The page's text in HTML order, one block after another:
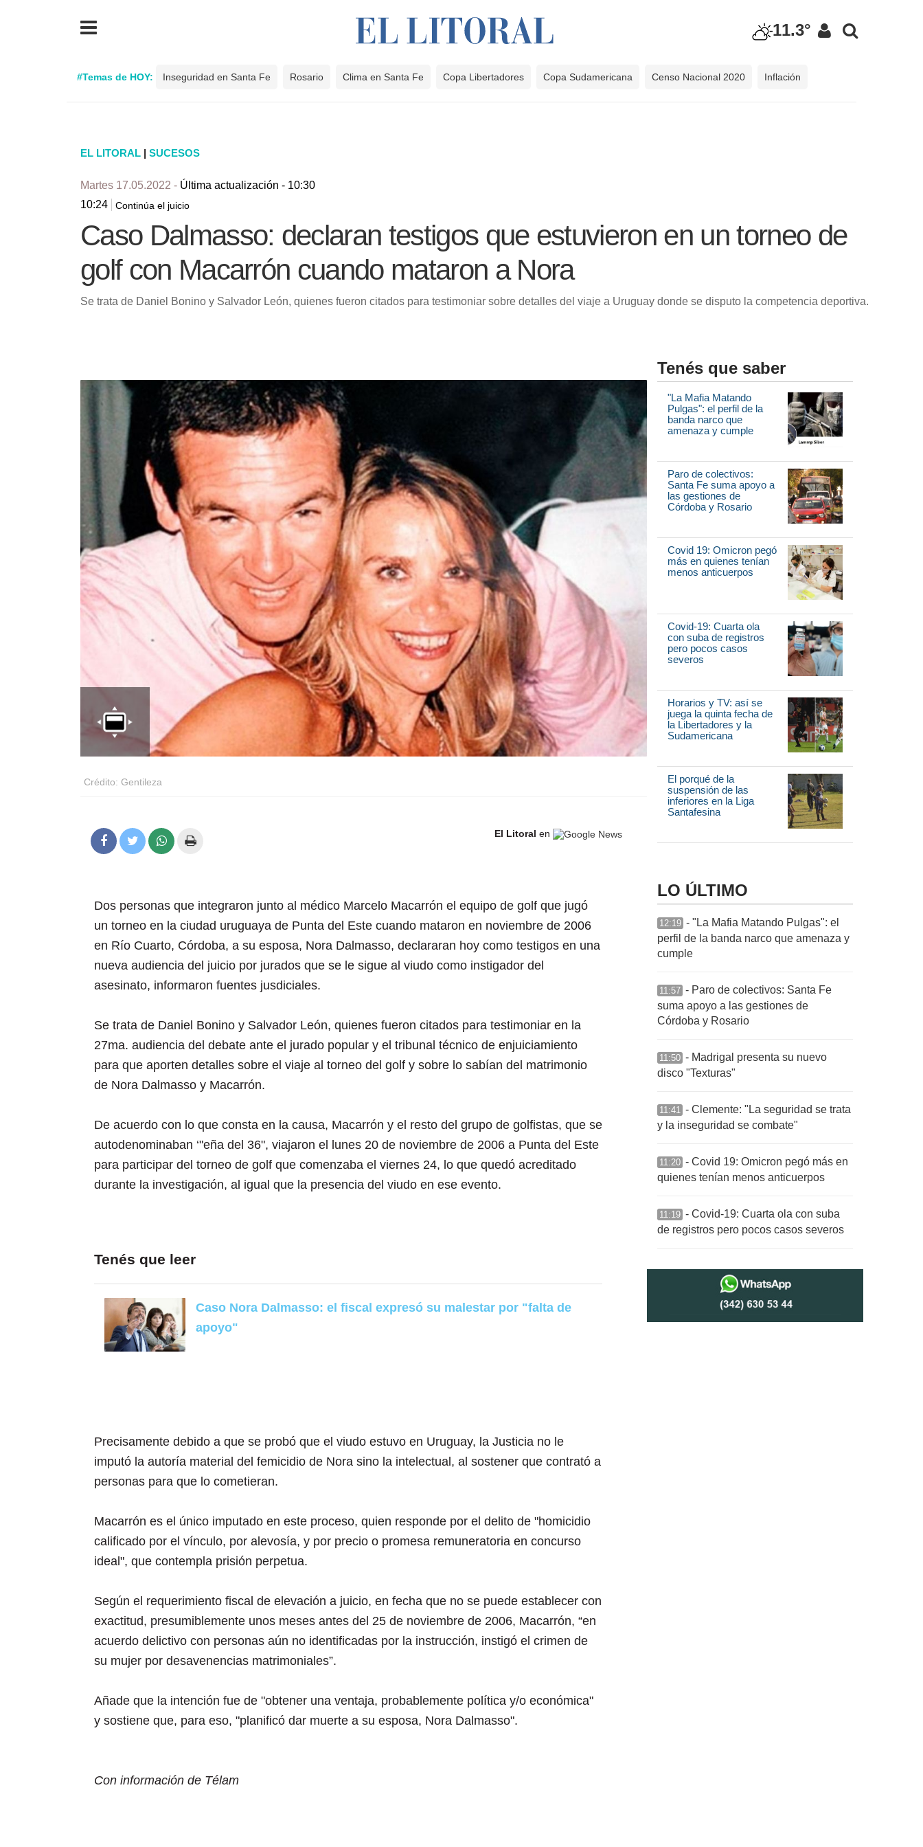
11.3°
#Temas de HOY: Inseguridad en Santa Fe Rosario Clima en Santa Fe Copa Libertadores Copa Sudamericana Censo Nacional 2020 Inflación
EL LITORAL | SUCESOS
Martes 17.05.2022 - Última actualización - 10:30
10:24
Continúa el juicio
Caso Dalmasso: declaran testigos que estuvieron en un torneo de
golf con Macarrón cuando mataron a Nora
Se trata de Daniel Bonino y Salvador León, quienes fueron citados para testimoniar sobre detalles del viaje a Uruguay donde se disputo la competencia deportiva.
Crédito: Gentileza
El Litoral en
Dos personas que integraron junto al médico Marcelo Macarrón el equipo de golf que jugó
un torneo en la ciudad uruguaya de Punta del Este cuando mataron en noviembre de 2006
en Río Cuarto, Córdoba, a su esposa, Nora Dalmasso, declararan hoy como testigos en una
nueva audiencia del juicio por jurados que se le sigue al viudo como instigador del
asesinato, informaron fuentes jusdiciales.
Se trata de Daniel Bonino y Salvador León, quienes fueron citados para testimoniar en la
27ma. audiencia del debate ante el jurado popular y el tribunal técnico de enjuiciamiento
para que aporten detalles sobre el viaje al torneo del golf y sobre lo sabían del matrimonio
de Nora Dalmasso y Macarrón.
De acuerdo con lo que consta en la causa, Macarrón y el resto del grupo de golfistas, que se
autodenominaban ‘"eña del 36", viajaron el lunes 20 de noviembre de 2006 a Punta del Este
para participar del torneo de golf que comenzaba el viernes 24, lo que quedó acreditado
durante la investigación, al igual que la presencia del viudo en ese evento.
Tenés que leer
Caso Nora Dalmasso: el fiscal expresó su malestar por "falta de
apoyo"
Precisamente debido a que se probó que el viudo estuvo en Uruguay, la Justicia no le
imputó la autoría material del femicidio de Nora sino la intelectual, al sostener que contrató a
personas para que lo cometieran.
Macarrón es el único imputado en este proceso, quien responde por el delito de "homicidio
calificado por el vínculo, por alevosía, y por precio o promesa remuneratoria en concurso
ideal", que contempla prisión perpetua.
Según el requerimiento fiscal de elevación a juicio, en fecha que no se puede establecer con
exactitud, presumiblemente unos meses antes del 25 de noviembre de 2006, Macarrón, “en
acuerdo delictivo con personas aún no identificadas por la instrucción, instigó el crimen de
su mujer por desavenencias matrimoniales”.
Añade que la intención fue de "obtener una ventaja, probablemente política y/o económica"
y sostiene que, para eso, "planificó dar muerte a su esposa, Nora Dalmasso".
Con información de Télam
Tenés que saber
"La Mafia Matando
Pulgas": el perfil de la
banda narco que
amenaza y cumple
Paro de colectivos:
Santa Fe suma apoyo a
las gestiones de
Córdoba y Rosario
Covid 19: Omicron pegó
más en quienes tenían
menos anticuerpos
Covid-19: Cuarta ola
con suba de registros
pero pocos casos
severos
Horarios y TV: así se
juega la quinta fecha de
la Libertadores y la
Sudamericana
El porqué de la
suspensión de las
inferiores en la Liga
Santafesina
LO ÚLTIMO
12:19 - "La Mafia Matando Pulgas": el
perfil de la banda narco que amenaza y
cumple
11:57 - Paro de colectivos: Santa Fe
suma apoyo a las gestiones de
Córdoba y Rosario
11:50 - Madrigal presenta su nuevo
disco "Texturas"
11:41 - Clemente: "La seguridad se trata
y la inseguridad se combate"
11:20 - Covid 19: Omicron pegó más en
quienes tenían menos anticuerpos
11:19 - Covid-19: Cuarta ola con suba
de registros pero pocos casos severos